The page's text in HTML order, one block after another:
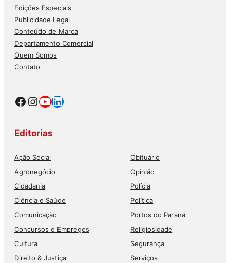
Edições Especiais
Publicidade Legal
Conteúdo de Marca
Departamento Comercial
Quem Somos
Contato
Facebook
Instagram
Youtube
LinkedIn
Editorias
Ação Social
Agronegócio
Cidadania
Ciência e Saúde
Comunicação
Concursos e Empregos
Cultura
Direito & Justiça
Obituário
Opinião
Polícia
Política
Portos do Paraná
Religiosidade
Segurança
Serviços